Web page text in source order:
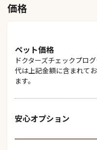
価格
ペット価格
ドクターズチェックプロ
代は上記金額に含まれて
ます。
安心オプション